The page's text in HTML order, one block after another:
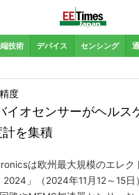
技術 デバイス センシング
イオセンサーがヘル
を集積
度
は欧州最大規模のエレク
2024」（2024年11月12～15